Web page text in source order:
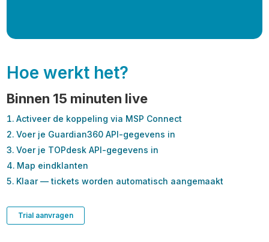
Hoe werkt het?
Binnen 15 minuten live
Activeer de koppeling via MSP Connect
Voer je Guardian360 API-gegevens in
Voer je TOPdesk API-gegevens in
Map eindklanten
Klaar — tickets worden automatisch aangemaakt
Trial aanvragen